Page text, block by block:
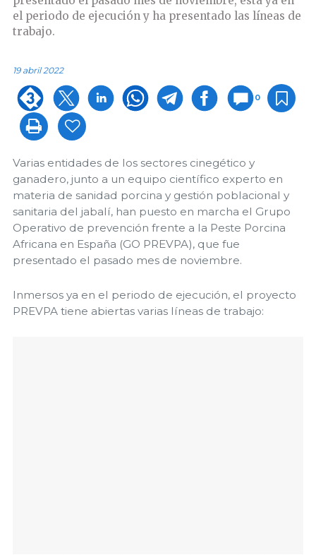
el periodo de ejecución y ha presentado las líneas de
trabajo.
19 abril 2022
0
Varias entidades de los sectores cinegético y
ganadero, junto a un equipo científico experto en
materia de sanidad porcina y gestión poblacional y
sanitaria del jabalí, han puesto en marcha el Grupo
Operativo de prevención frente a la Peste Porcina
Africana en España (GO PREVPA), que fue
presentado el pasado mes de noviembre.
Inmersos ya en el periodo de ejecución, el proyecto
PREVPA tiene abiertas varias líneas de trabajo: